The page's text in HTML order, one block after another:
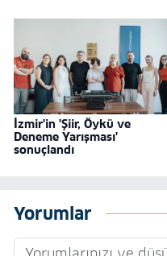
İzmir'in 'Şiir, Öykü ve
Deneme Yarışması'
sonuçlandı
Yorumlar